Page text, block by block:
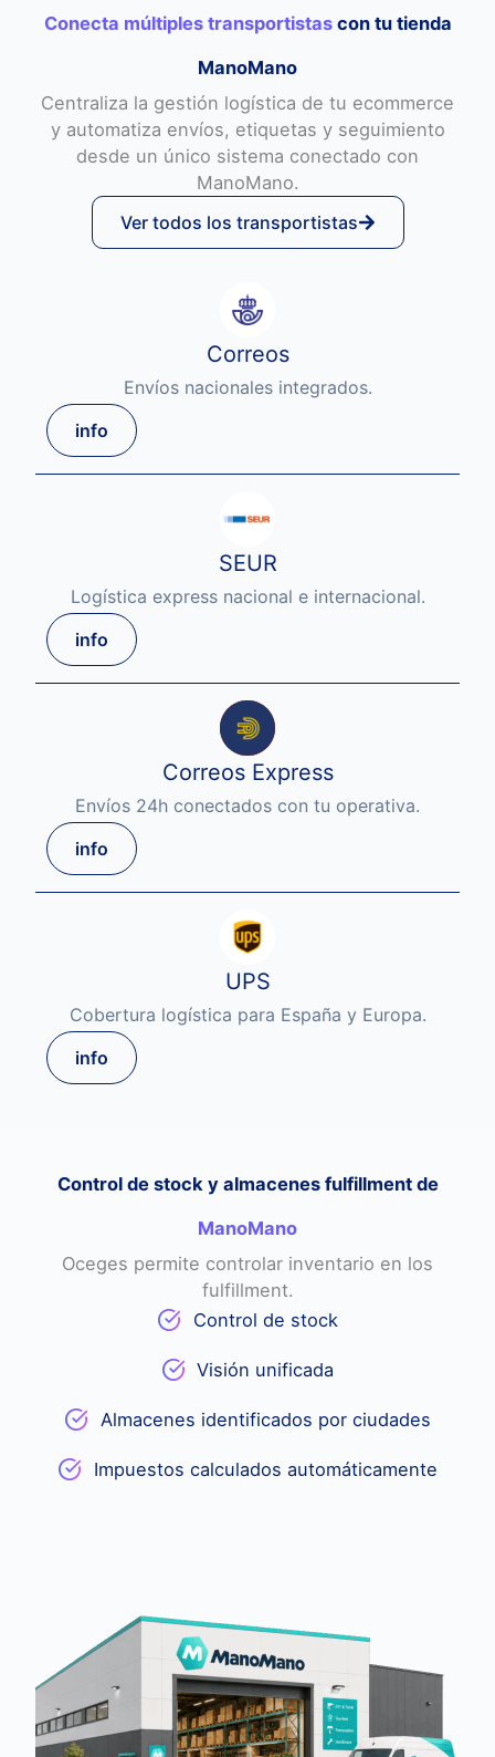
Conecta múltiples transportistas con tu tienda
ManoMano
Centraliza la gestión logística de tu ecommerce
y automatiza envíos, etiquetas y seguimiento
desde un único sistema conectado con
ManoMano.
Ver todos los transportistas
Correos
Envíos nacionales integrados.
info
SEUR
Logística express nacional e internacional.
info
Correos Express
Envíos 24h conectados con tu operativa.
info
UPS
Cobertura logística para España y Europa.
info
Control de stock y almacenes fulfillment de
ManoMano
Oceges permite controlar inventario en los
fulfillment.
Control de stock
Visión unificada
Almacenes identificados por ciudades
Impuestos calculados automáticamente